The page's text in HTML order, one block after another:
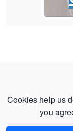
Cookies help us
you